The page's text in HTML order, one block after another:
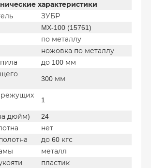
характеристики
ЗУБР
MX-100 (15761)
по металлу
ножовка по металлу
до 100 мм
300 мм
режущих
1
дюйм)
24
нет
до 60 кгс
металл
пластик